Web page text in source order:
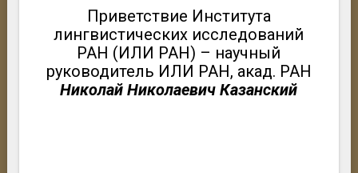
Приветствие Института
лингвистических исследований
РАН (ИЛИ РАН) – научный
руководитель ИЛИ РАН, акад. РАН
Николай Николаевич Казанский